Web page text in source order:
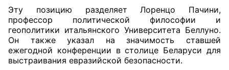
Эту позицию разделяет Лоренцо Пачини,
профессор политической философии и
геополитики итальянского Университета Беллуно.
Он также указал на значимость ставшей
ежегодной конференции в столице Беларуси для
выстраивания евразийской безопасности.